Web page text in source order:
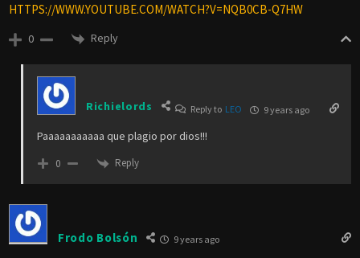
HTTPS://WWW.YOUTUBE.COM/WATCH?V=NQB0CB-Q7HW
0 Reply
Richielords Reply to LEO 9 years ago
Paaaaaaaaaaa que plagio por dios!!!
0 Reply
Frodo Bolsón 9 years ago